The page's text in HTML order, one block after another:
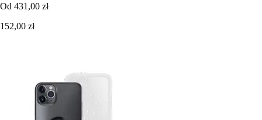
Od 431,00 zł
152,00 zł